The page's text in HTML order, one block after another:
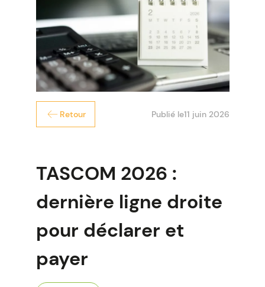
Retour Publié le11 juin 2026
TASCOM 2026 :
dernière ligne droite
pour déclarer et
payer